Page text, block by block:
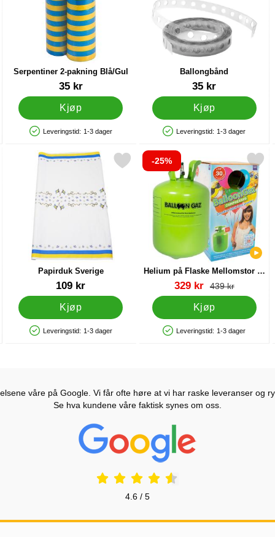
Serpentiner 2-pakning Blå/Gul
Varenummer 10941
35 kr
Kjøp
Produkttilgjengelighet: På lager
Leveringstid: 1-3 dager
Ballongbånd
Varenummer 21211
35 kr
Kjøp
Produkttilgjengelighet: På lager
Leveringstid: 1-3 dager
som favoritt
Papirduk Sverige
Varenummer 12885
109 kr
Kjøp
Produkttilgjengelighet: På lager
Leveringstid: 1-3 dager
Merk papirduk Sverige som favoritt
-25%
Helium på Flaske Mellomstor til
30 Ballonger (20-25 cm)
Varenummer 13479
ny pris
329 kr gammel pris
439 kr
Kjøp
Produkttilgjengelighet: På lager
Leveringstid: 1-3 dager
Merk helium på Flaske Mellomstor til 30
våre på Google. Vi får ofte høre at vi har raske leveranser og
Se hva kundene våre faktisk synes om oss.
Prisjakt Vurdering: 4.6 Stjerne
4.6 / 5